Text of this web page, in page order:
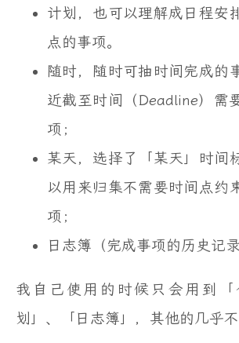
计划，也可以理解成日程安
点的事项。
随时，随时可抽时间完成的
近截至时间（Deadline）需
项；
某天，选择了「某天」时间
以用来归集不需要时间点约
项；
日志簿（完成事项的历史记录
我自己使用的时候只会用到
划」、「日志簿」，其他的几乎不